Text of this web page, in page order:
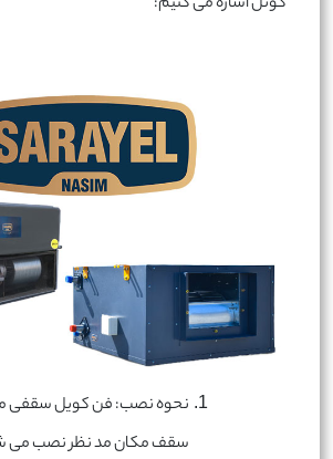
نحوه نصب: فن کویل سقفی
سقف مکان مد نظر نصب می